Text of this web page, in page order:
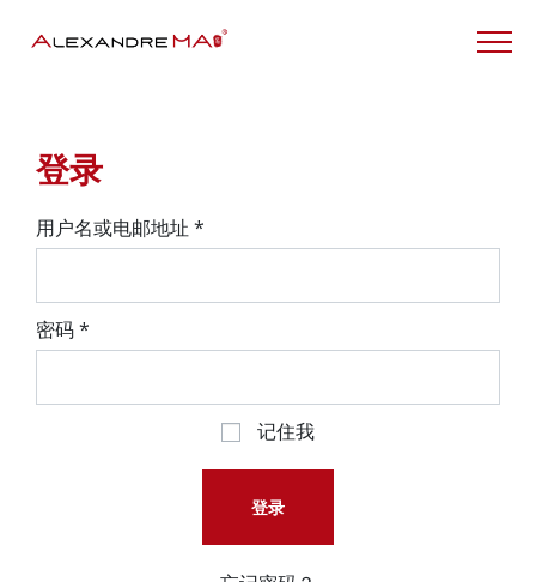
My Account – CN
登录
用户名或电邮地址 *
密码*
记住我
登录